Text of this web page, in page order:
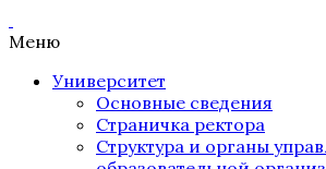
Меню
Университет
Основные сведения
Страничка ректора
Структура и органы